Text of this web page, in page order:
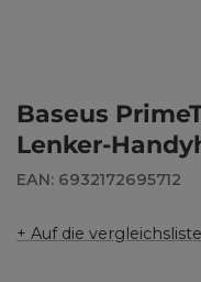
Baseus
Lenker-
EAN: 6932172695712
+ Auf die vergleichsliste